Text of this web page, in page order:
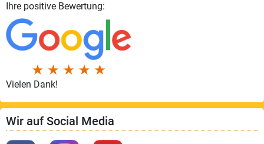
Ihre positive Bewertung:
Vielen Dank!
Wir auf Social Media